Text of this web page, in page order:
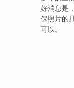
好消息是
保照片的
可以。